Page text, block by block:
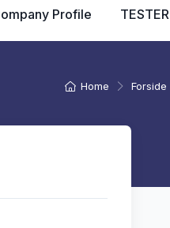
Profile TESTER
Home Forside